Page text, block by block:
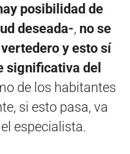
posibilidad de
deseada-, no se
y esto sí
significativa del
de los habitantes
si esto pasa, va
especialista.